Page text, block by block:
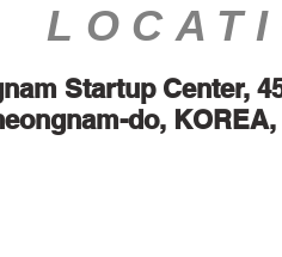
Startup Center,
do, KOREA,